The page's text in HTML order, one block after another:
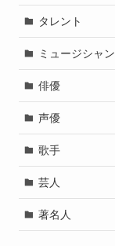
タレント
ミュージシャン
俳優
声優
歌手
芸人
著名人